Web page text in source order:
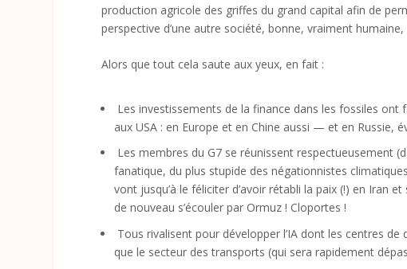
production agricole des griffes du grand capital afin de
perspective d’une autre société, bonne, vraiment
Alors que tout cela saute aux yeux, en fait :
Les investissements de la finance dans les fossiles
aux USA : en Europe et en Chine aussi — et en Russie,
Les membres du G7 se réunissent respectueusement
fanatique, du plus stupide des négationnistes
vont jusqu’à le féliciter d’avoir rétabli la paix (!) en Iran
de nouveau s’écouler par Ormuz ! Cloportes !
Tous rivalisent pour développer l’IA dont les centres
que le secteur des transports (qui sera rapidement